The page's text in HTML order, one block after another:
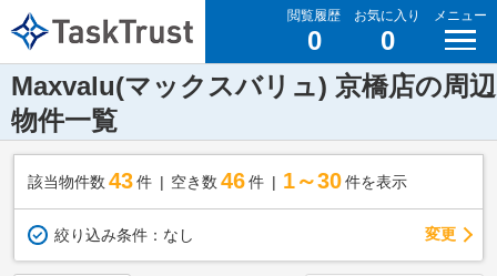
閲覧履歴
0
お気に入り
0
メニュー
Maxvalu(マックスバリュ) 京橋店の周辺
物件一覧
該当物件数 43件 空き数 46 件 1～30 件を表示
絞り込み条件： なし 変更